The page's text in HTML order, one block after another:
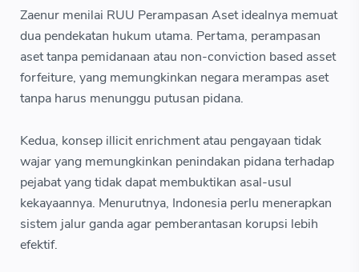
Zaenur menilai RUU Perampasan Aset idealnya memuat
dua pendekatan hukum utama. Pertama, perampasan
aset tanpa pemidanaan atau non-conviction based asset
forfeiture, yang memungkinkan negara merampas aset
tanpa harus menunggu putusan pidana.
Kedua, konsep illicit enrichment atau pengayaan tidak
wajar yang memungkinkan penindakan pidana terhadap
pejabat yang tidak dapat membuktikan asal-usul
kekayaannya. Menurutnya, Indonesia perlu menerapkan
sistem jalur ganda agar pemberantasan korupsi lebih
efektif.